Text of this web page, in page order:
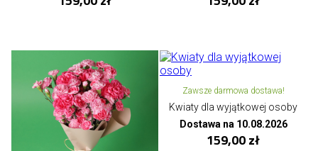
Zawsze darmowa dostawa!
Kwiaty dla wyjątkowej osoby
Dostawa na 10.08.2026
159,00 zł